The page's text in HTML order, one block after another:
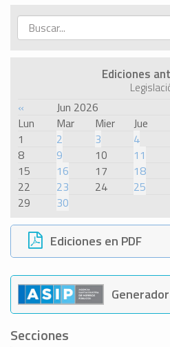
Ediciones
« Jun 2026
Lun
Mar Mier Jue
1
2 3 4
8
9 10 11
15
16 17 18
22
23 24 25
29
30
Ediciones en PDF
Secciones